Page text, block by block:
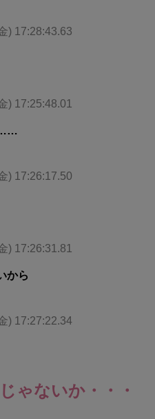
) 17:28:43.63
) 17:25:48.01
) 17:26:17.50
) 17:26:31.81
から
) 17:27:22.34
ゃないか・・・